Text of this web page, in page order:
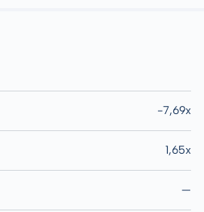
-7,69x
1,65x
—